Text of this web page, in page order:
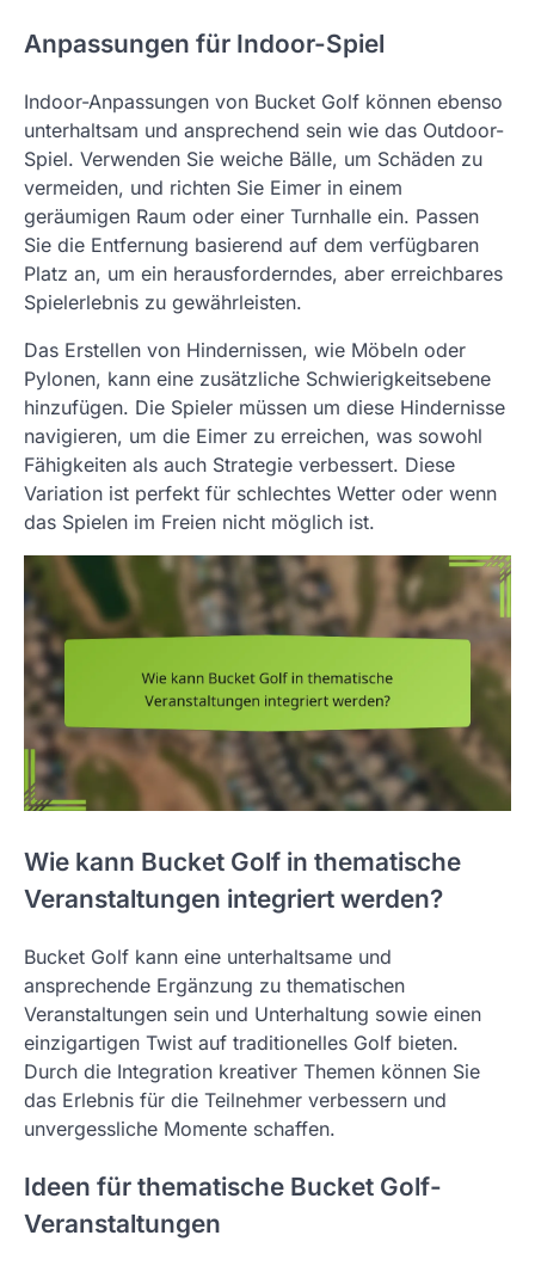
Anpassungen für Indoor-Spiel
Indoor-Anpassungen von Bucket Golf können ebenso
unterhaltsam und ansprechend sein wie das Outdoor-
Spiel. Verwenden Sie weiche Bälle, um Schäden zu
vermeiden, und richten Sie Eimer in einem
geräumigen Raum oder einer Turnhalle ein. Passen
Sie die Entfernung basierend auf dem verfügbaren
Platz an, um ein herausforderndes, aber erreichbares
Spielerlebnis zu gewährleisten.
Das Erstellen von Hindernissen, wie Möbeln oder
Pylonen, kann eine zusätzliche Schwierigkeitsebene
hinzufügen. Die Spieler müssen um diese Hindernisse
navigieren, um die Eimer zu erreichen, was sowohl
Fähigkeiten als auch Strategie verbessert. Diese
Variation ist perfekt für schlechtes Wetter oder wenn
das Spielen im Freien nicht möglich ist.
Wie kann Bucket Golf in thematische
Veranstaltungen integriert werden?
Bucket Golf kann eine unterhaltsame und
ansprechende Ergänzung zu thematischen
Veranstaltungen sein und Unterhaltung sowie einen
einzigartigen Twist auf traditionelles Golf bieten.
Durch die Integration kreativer Themen können Sie
das Erlebnis für die Teilnehmer verbessern und
unvergessliche Momente schaffen.
Ideen für thematische Bucket Golf-
Veranstaltungen